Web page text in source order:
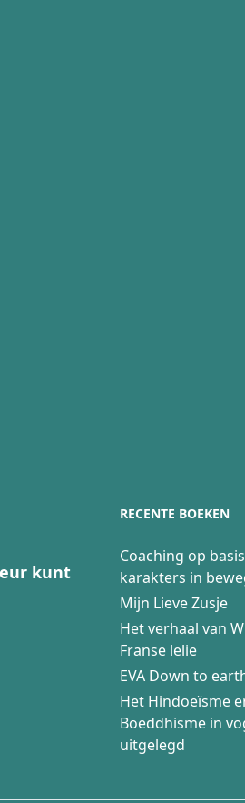
kunt
RECENTE BOEKEN
Coaching op
karakters in
Mijn Lieve Zusje
Het verhaal van
Franse lelie
EVA Down to
Het Hindoeïsme
Boeddhisme in
uitgelegd